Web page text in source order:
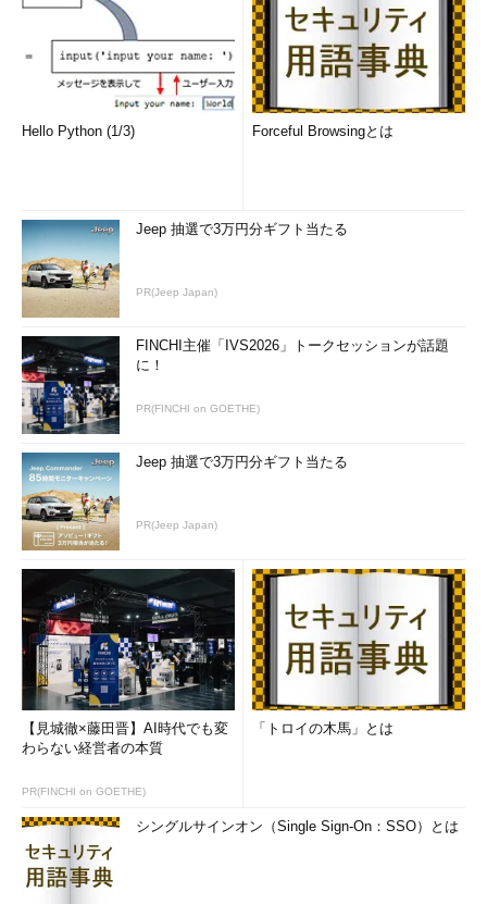
Hello Python (1/3) Forceful Browsingとは
Jeep 抽選で3万円分ギフト当たる
PR(Jeep Japan)
FINCHI主催「IVS2026」トークセッションが話題
に！
PR(FINCHI on GOETHE)
Jeep 抽選で3万円分ギフト当たる
PR(Jeep Japan)
【見城徹×藤田晋】AI時代でも変
わらない経営者の本質
PR(FINCHI on GOETHE)
「トロイの木馬」とは
シングルサインオン（Single Sign-On：SSO）とは